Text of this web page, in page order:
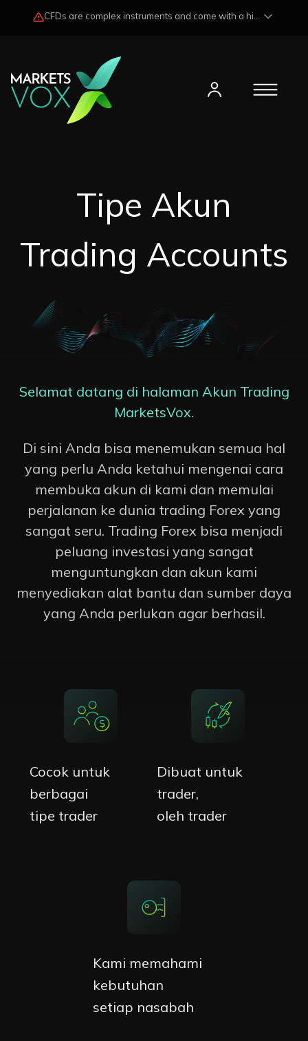
Tipe Akun
Trading Accounts
Selamat datang di halaman Akun Trading
MarketsVox.
Di sini Anda bisa menemukan semua hal
yang perlu Anda ketahui mengenai cara
membuka akun di kami dan memulai
perjalanan ke dunia trading Forex yang
sangat seru. Trading Forex bisa menjadi
peluang investasi yang sangat
menguntungkan dan akun kami
menyediakan alat bantu dan sumber daya
yang Anda perlukan agar berhasil.
Cocok untuk
berbagai
tipe trader
Dibuat untuk
trader,
oleh trader
Kami memahami
kebutuhan
setiap nasabah